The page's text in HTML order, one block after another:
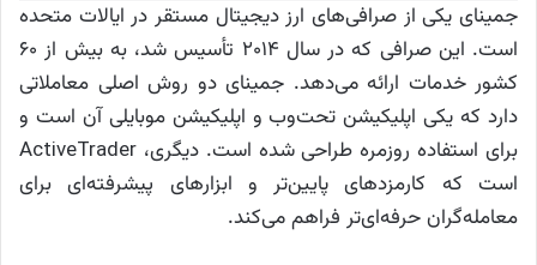
جمینای یکی از صرافی‌های ارز دیجیتال مستقر در ایالات متحده
است. این صرافی که در سال ۲۰۱۴ تأسیس شد، به بیش از ۶۰
کشور خدمات ارائه می‌دهد. جمینای دو روش اصلی معاملاتی
دارد که یکی اپلیکیشن تحت‌وب و اپلیکیشن موبایلی آن است و
برای استفاده روزمره طراحی شده است. دیگری، ActiveTrader
است که کارمزدهای پایین‌تر و ابزارهای پیشرفته‌ای برای
معامله‌گران حرفه‌ای‌تر فراهم می‌کند.